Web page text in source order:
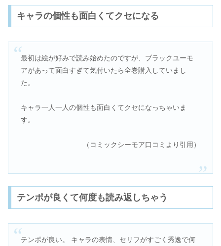
キャラの個性も面白くてクセになる
最初は絵が好みで読み始めたのですが、ブラックユーモ
アがあって面白すぎて気付いたら全巻購入していまし
た。
キャラ一人一人の個性も面白くてクセになっちゃいま
す。
（コミックシーモア口コミより引用）
テンポが良くて何度も読み返しちゃう
テンポが良い。 キャラの表情、セリフがすごく秀逸で何